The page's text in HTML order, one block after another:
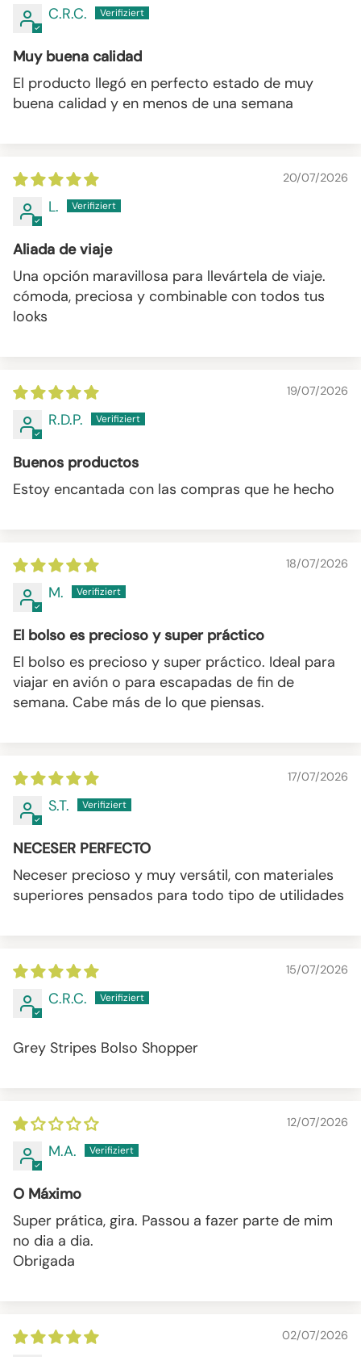
C.R.C.
Muy buena calidad
El producto llegó en perfecto estado de muy
buena calidad y en menos de una semana
20/07/2026
L.
Aliada de viaje
Una opción maravillosa para llevártela de viaje.
cómoda, preciosa y combinable con todos tus
looks
19/07/2026
R.D.P.
Buenos productos
Estoy encantada con las compras que he hecho
18/07/2026
M.
El bolso es precioso y super práctico
El bolso es precioso y super práctico. Ideal para
viajar en avión o para escapadas de fin de
semana. Cabe más de lo que piensas.
17/07/2026
S.T.
NECESER PERFECTO
Neceser precioso y muy versátil, con materiales
superiores pensados para todo tipo de utilidades
15/07/2026
C.R.C.
Grey Stripes Bolso Shopper
12/07/2026
M.A.
O Máximo
Super prática, gira. Passou a fazer parte de mim
no dia a dia.
Obrigada
02/07/2026